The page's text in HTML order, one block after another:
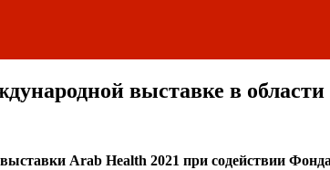
выставке в области
Arab Health 2021 при содействии